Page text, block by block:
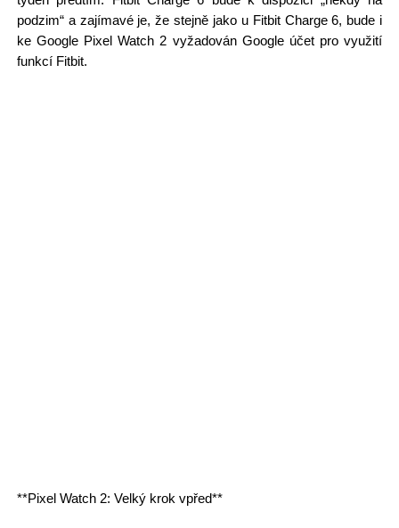
podzim“ a zajímavé je, že stejně jako u Fitbit Charge 6, bude i
ke Google Pixel Watch 2 vyžadován Google účet pro využití
funkcí Fitbit.
**Pixel Watch 2: Velký krok vpřed**